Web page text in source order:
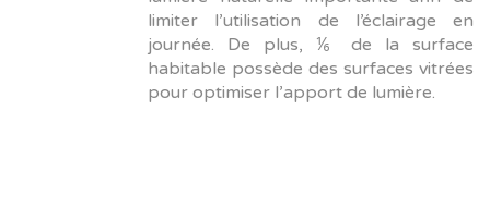
limiter l’utilisation de l’éclairage en
journée. De plus, ⅙ de la surface
habitable possède des surfaces vitrées
pour optimiser l’apport de lumière.